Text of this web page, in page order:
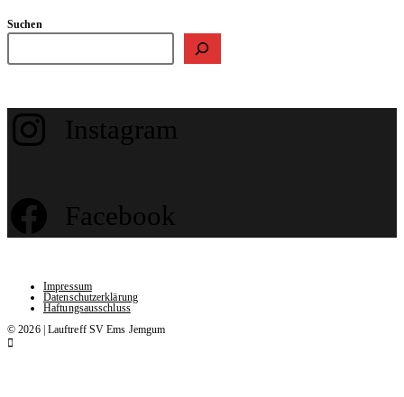
Suchen
Instagram
Facebook
Impressum
Datenschutzerklärung
Haftungsausschluss
© 2026 | Lauftreff SV Ems Jemgum